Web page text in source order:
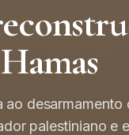
palestiniano e